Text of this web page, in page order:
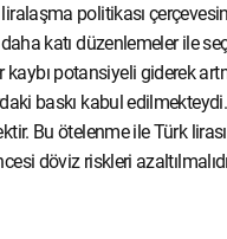
politikası
katı düzenlemeler ile
potansiyeli giderek
baskı kabul
Bu ötelenme ile Türk
döviz riskleri